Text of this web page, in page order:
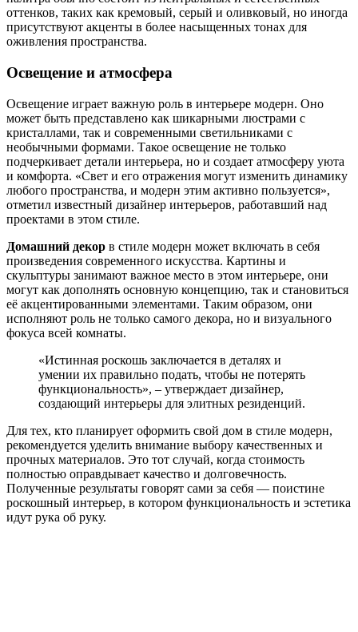
оттенков, таких как кремовый, серый и оливковый, но иногда
присутствуют акценты в более насыщенных тонах для
оживления пространства.
Освещение и атмосфера
Освещение играет важную роль в интерьере модерн. Оно
может быть представлено как шикарными люстрами с
кристаллами, так и современными светильниками с
необычными формами. Такое освещение не только
подчеркивает детали интерьера, но и создает атмосферу уюта
и комфорта. «Свет и его отражения могут изменить динамику
любого пространства, и модерн этим активно пользуется»,
отметил известный дизайнер интерьеров, работавший над
проектами в этом стиле.
Домашний декор в стиле модерн может включать в себя
произведения современного искусства. Картины и
скульптуры занимают важное место в этом интерьере, они
могут как дополнять основную концепцию, так и становиться
её акцентированными элементами. Таким образом, они
исполняют роль не только самого декора, но и визуального
фокуса всей комнаты.
«Истинная роскошь заключается в деталях и
умении их правильно подать, чтобы не потерять
функциональность», – утверждает дизайнер,
создающий интерьеры для элитных резиденций.
Для тех, кто планирует оформить свой дом в стиле модерн,
рекомендуется уделить внимание выбору качественных и
прочных материалов. Это тот случай, когда стоимость
полностью оправдывает качество и долговечность.
Полученные результаты говорят сами за себя — поистине
роскошный интерьер, в котором функциональность и эстетика
идут рука об руку.